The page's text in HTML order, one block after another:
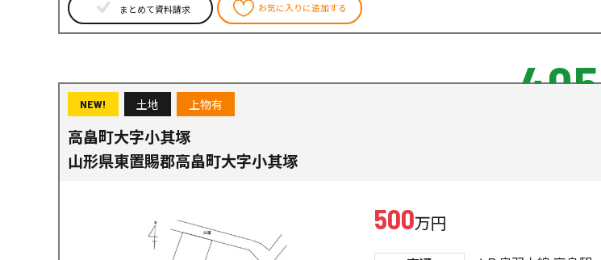
まとめて資料請求 お気に入りに追加する
405
NEW! 土地 上物有
高畠町大字小其塚
山形県東置賜郡高畠町大字小其塚
500万円